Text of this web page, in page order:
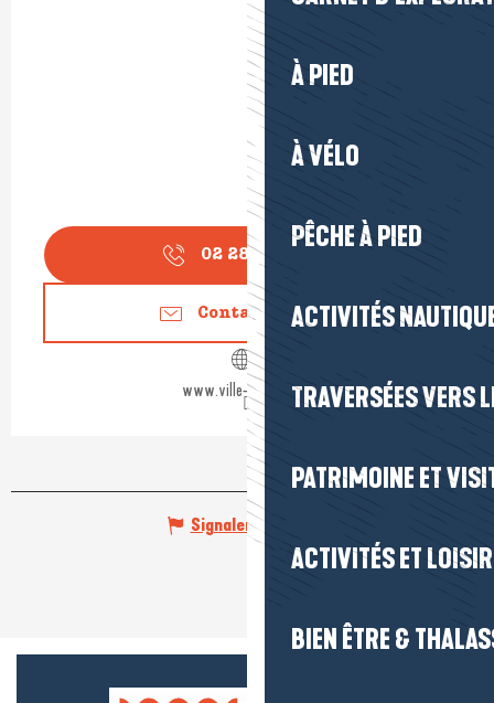
À PIED
À VÉLO
PÊCHE À PIED
ACTIVITÉS
TRAVERSÉES VERS
PATRIMOINE ET
ACTIVITÉS ET
BIEN ÊTRE &
02 28 55 05
Contactez-nous
www.ville-guerande.fr
Signaler une erreur